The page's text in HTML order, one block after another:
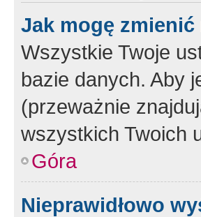
Jak mogę
Wszystkie Twoje
bazie danych. Aby
(przeważnie
wszystkich Twoich
Góra
Nieprawidłowo